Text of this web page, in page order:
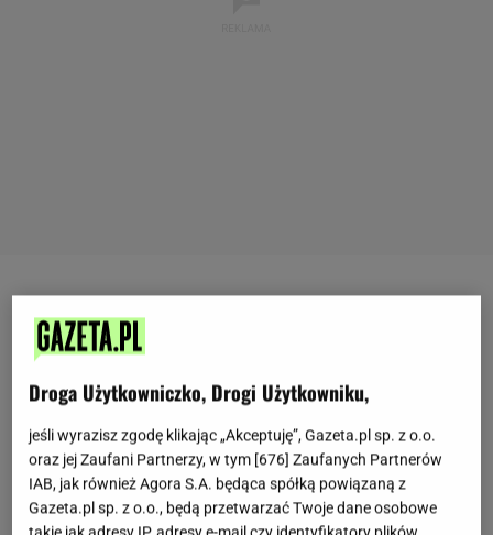
Ewa Wachowicz wygląda znakomicie. Dziennikarka
bardzo dba o zdrowe żywienie oraz utrzymanie
kondycji. Jej instagramowi obserwatorzy mogą
śledzić treningi i zobaczyć, jakie ćwiczenia wykonuje
gwiazda. Nawet najmniej przyjemne ćwiczenia
Wachowicz wykonuje z nieustającym, promiennym
uśmiechem na twarzy.
Droga Użytkowniczko, Drogi Użytkowniku,
jeśli wyrazisz zgodę klikając „Akceptuję”, Gazeta.pl sp. z o.o.
oraz jej Zaufani Partnerzy, w tym [676] Zaufanych Partnerów
IAB, jak również Agora S.A. będąca spółką powiązaną z
Gazeta.pl sp. z o.o., będą przetwarzać Twoje dane osobowe